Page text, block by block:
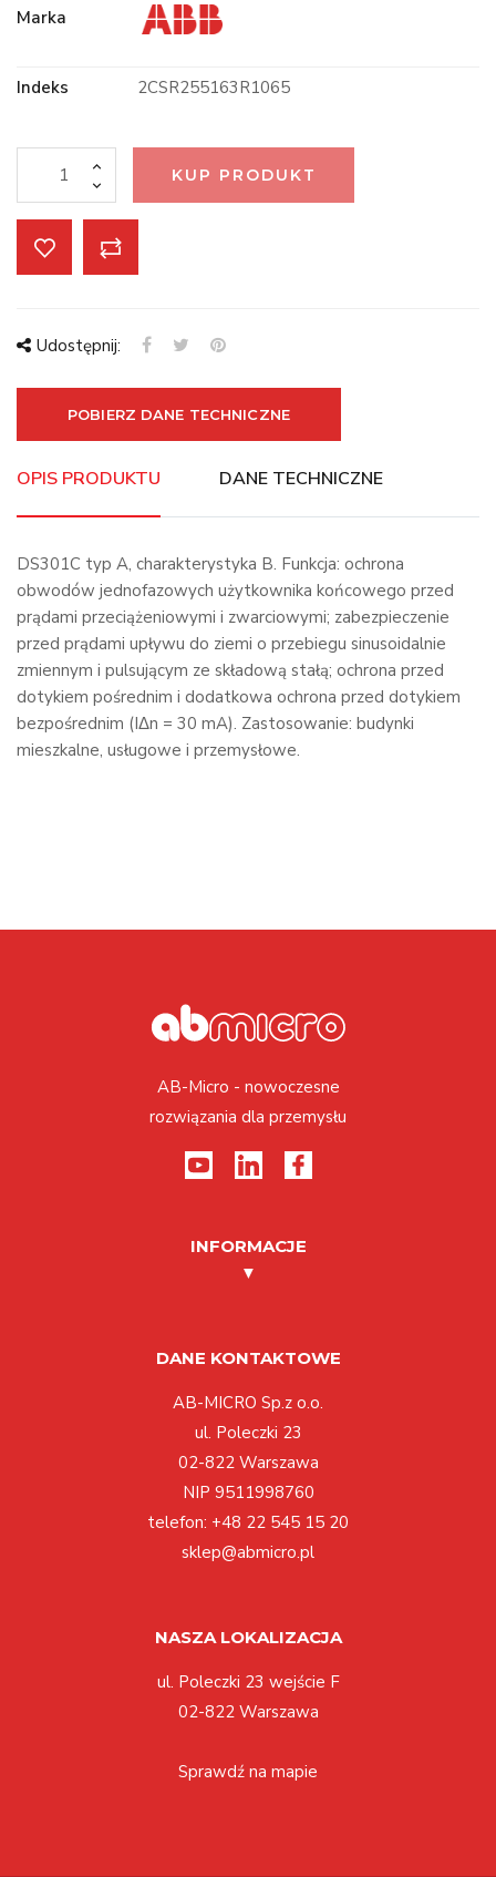
Marka
Indeks 2CSR255163R1065
KUP PRODUKT
Udostępnij:
POBIERZ DANE TECHNICZNE
OPIS PRODUKTU DANE TECHNICZNE
DS301C typ A, charakterystyka B. Funkcja: ochrona
obwodów jednofazowych użytkownika końcowego przed
prądami przeciążeniowymi i zwarciowymi; zabezpieczenie
przed prądami upływu do ziemi o przebiegu sinusoidalnie
zmiennym i pulsującym ze składową stałą; ochrona przed
dotykiem pośrednim i dodatkowa ochrona przed dotykiem
bezpośrednim (IΔn = 30 mA). Zastosowanie: budynki
mieszkalne, usługowe i przemysłowe.
AB-Micro - nowoczesne
rozwiązania dla przemysłu
INFORMACJE
DANE KONTAKTOWE
AB-MICRO Sp.z o.o.
ul. Poleczki 23
02-822 Warszawa
NIP 9511998760
telefon: +48 22 545 15 20
sklep@abmicro.pl
NASZA LOKALIZACJA
ul. Poleczki 23 wejście F
02-822 Warszawa
Sprawdź na mapie